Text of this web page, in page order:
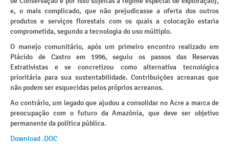
e, o mais complicado, que não prejudicasse a oferta dos outros
produtos e serviços florestais com os quais a colocação estaria
comprometida, segundo a tecnologia do uso múltiplo.
O manejo comunitário, após um primeiro encontro realizado em
Plácido de Castro em 1996, seguiu os passos das Reservas
Extrativistas e se concretizou como alternativa tecnológica
prioritária para sua sustentabilidade. Contribuições acreanas que
não podem ser esquecidas pelos próprios acreanos.
Ao contrário, um legado que ajudou a consolidar no Acre a marca de
preocupação com o futuro da Amazônia, que deve ser objetivo
permanente da política pública.
Download .DOC